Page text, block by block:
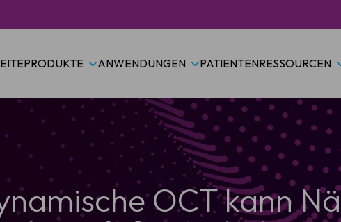
PRODUKTE ANWENDUNGEN PATIENTENRESSOURCEN
OCT kann